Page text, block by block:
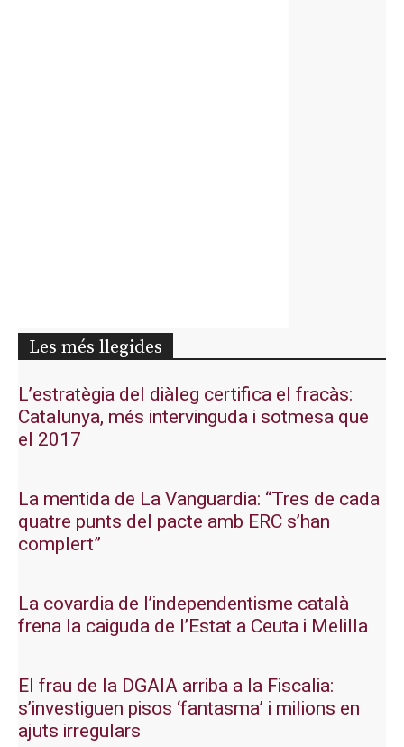
Les més llegides
L’estratègia del diàleg certifica el fracàs:
Catalunya, més intervinguda i sotmesa que
el 2017
La mentida de La Vanguardia: “Tres de cada
quatre punts del pacte amb ERC s’han
complert”
La covardia de l’independentisme català
frena la caiguda de l’Estat a Ceuta i Melilla
El frau de la DGAIA arriba a la Fiscalia:
s’investiguen pisos ‘fantasma’ i milions en
ajuts irregulars